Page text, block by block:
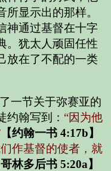
显示出的那样。
神通过基督在十字
。犹太人顽固任性
放在了不配的一类
一节关于弥赛亚的
约翰写到： “因为他
【约翰一书 4:17b】
作基督的使者，就
哥林多后书 5:20a】